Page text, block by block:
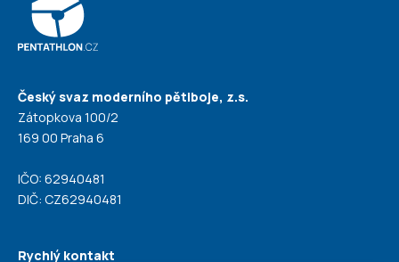
Český svaz moderního pětiboje, z.s.
Zátopkova 100/2
169 00 Praha 6
IČO: 62940481
DIČ: CZ62940481
Rychlý kontakt